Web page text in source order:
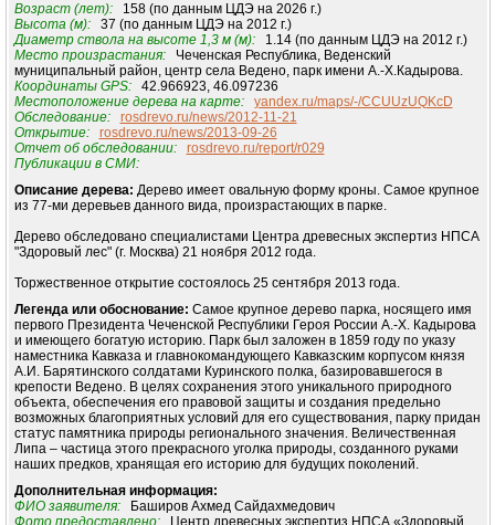
Возраст (лет):158 (по данным ЦДЭ на 2026 г.)
Высота (м):37 (по данным ЦДЭ на 2012 г.)
Диаметр ствола на высоте 1,3 м (м):1.14 (по данным ЦДЭ на 2012 г.)
Место произрастания:Чеченская Республика, Веденский
муниципальный район, центр села Ведено, парк имени А.-Х.Кадырова.
Координаты GPS:42.966923, 46.097236
Местоположение дерева на карте:
yandex.ru/maps/-/CCUUzUQKcD
Обследование:
rosdrevo.ru/news/2012-11-21
Открытие:
rosdrevo.ru/news/2013-09-26
Отчет об обследовании:
rosdrevo.ru/report/r029
Публикации в СМИ:
Описание дерева: Дерево имеет овальную форму кроны. Самое крупное
из 77-ми деревьев данного вида, произрастающих в парке.
Дерево обследовано специалистами Центра древесных экспертиз НПСА
"Здоровый лес" (г. Москва) 21 ноября 2012 года.
Торжественное открытие состоялось 25 сентября 2013 года.
Легенда или обоснование: Самое крупное дерево парка, носящего имя
первого Президента Чеченской Республики Героя России А.-Х. Кадырова
и имеющего богатую историю. Парк был заложен в 1859 году по указу
наместника Кавказа и главнокомандующего Кавказским корпусом князя
А.И. Барятинского солдатами Куринского полка, базировавшегося в
крепости Ведено. В целях сохранения этого уникального природного
объекта, обеспечения его правовой защиты и создания предельно
возможных благоприятных условий для его существования, парку придан
статус памятника природы регионального значения. Величественная
Липа – частица этого прекрасного уголка природы, созданного руками
наших предков, хранящая его историю для будущих поколений.
Дополнительная информация:
ФИО заявителя:Баширов Ахмед Сайдахмедович